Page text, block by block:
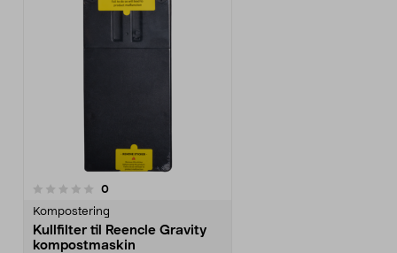
0anmeldelser
Kompostering
Kullfilter til Reencle Gravity
kompostmaskin